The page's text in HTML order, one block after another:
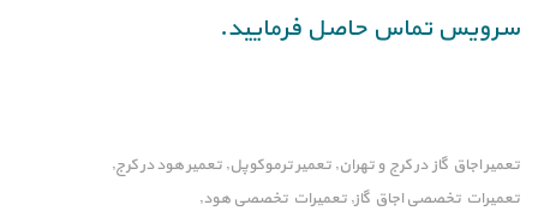
سرویس تماس حاصل فرمایید.
تعمیر اجاق گاز در کرج و تهران, تعمیر ترموکوپل, تعمیر هود در کرج,
تعمیرات تخصصی اجاق گاز, تعمیرات تخصصی هود,